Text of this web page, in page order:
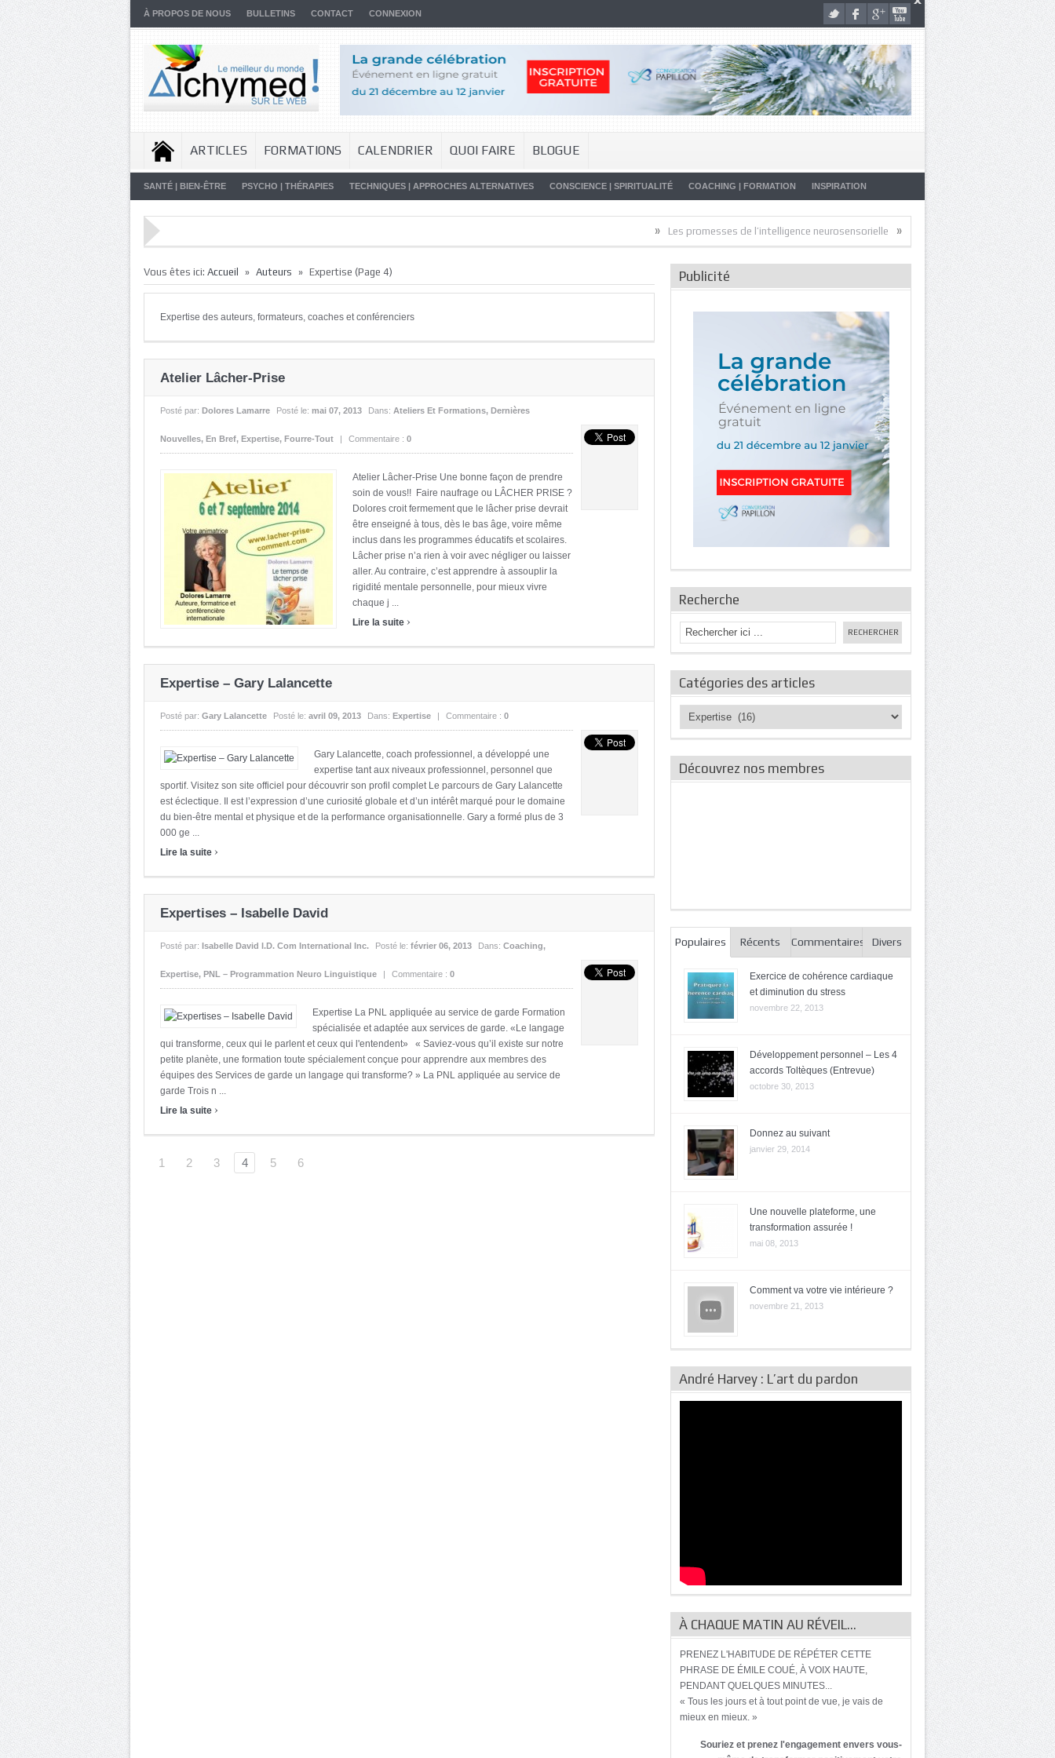
À PROPOS DE NOUS BULLETINS CONTACT CONNEXION
ARTICLES FORMATIONS CALENDRIER QUOI FAIRE BLOGUE
SANTÉ | BIEN-ÊTRE PSYCHO | THÉRAPIES TECHNIQUES | APPROCHES ALTERNATIVES CONSCIENCE | SPIRITUALITÉ COACHING | FORMATION INSPIRATION
Les promesses de l’intelligence neurosensorielle » Artistes de la Vie » Malade…
Vous êtes ici: Accueil » Auteurs » Expertise (Page 4)
Expertise des auteurs, formateurs, coaches et conférenciers
Atelier Lâcher-Prise
Posté par: Dolores Lamarre Posté le: mai 07, 2013 Dans: Ateliers Et Formations, Dernières
Nouvelles, En Bref, Expertise, Fourre-Tout | Commentaire : 0
Atelier Lâcher-Prise Une bonne façon de prendre
soin de vous!! Faire naufrage ou LÂCHER PRISE ?
Dolores croit fermement que le lâcher prise devrait
être enseigné à tous, dès le bas âge, voire même
inclus dans les programmes éducatifs et scolaires.
Lâcher prise n’a rien à voir avec négliger ou laisser
aller. Au contraire, c’est apprendre à assouplir la
rigidité mentale personnelle, pour mieux vivre
chaque j ...
Lire la suite ›
Expertise – Gary Lalancette
Posté par: Gary Lalancette Posté le: avril 09, 2013 Dans: Expertise | Commentaire : 0
Gary Lalancette, coach professionnel, a développé une
expertise tant aux niveaux professionnel, personnel que
sportif. Visitez son site officiel pour découvrir son profil complet Le parcours de Gary Lalancette
est éclectique. Il est l’expression d’une curiosité globale et d’un intérêt marqué pour le domaine
du bien-être mental et physique et de la performance organisationnelle. Gary a formé plus de 3
000 ge ...
Lire la suite ›
Expertises – Isabelle David
Posté par: Isabelle David I.D. Com International Inc. Posté le: février 06, 2013 Dans: Coaching,
Expertise, PNL – Programmation Neuro Linguistique | Commentaire : 0
Expertise La PNL appliquée au service de garde Formation
spécialisée et adaptée aux services de garde. «Le langage
qui transforme, ceux qui le parlent et ceux qui l'entendent» « Saviez-vous qu’il existe sur notre
petite planète, une formation toute spécialement conçue pour apprendre aux membres des
équipes des Services de garde un langage qui transforme? » La PNL appliquée au service de
garde Trois n ...
Lire la suite ›
1 2 3 4 5 6
Publicité
Recherche
Catégories des articles
Catégories
des
Découvrez nos membres
Populaires Récents Commentaires Divers
Exercice de cohérence cardiaque
et diminution du stress
novembre 22, 2013
Développement personnel – Les 4
accords Toltèques (Entrevue)
octobre 30, 2013
Donnez au suivant
janvier 29, 2014
Une nouvelle plateforme, une
transformation assurée !
mai 08, 2013
Comment va votre vie intérieure ?
novembre 21, 2013
André Harvey : L’art du pardon
À CHAQUE MATIN AU RÉVEIL…
PRENEZ L'HABITUDE DE RÉPÉTER CETTE
PHRASE DE ÉMILE COUÉ, À VOIX HAUTE,
PENDANT QUELQUES MINUTES...
« Tous les jours et à tout point de vue, je vais de
mieux en mieux. »
Souriez et prenez l'engagement envers vous-